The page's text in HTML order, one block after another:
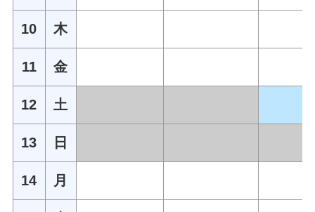
10 木
11 金
12 土
13 日
14 月